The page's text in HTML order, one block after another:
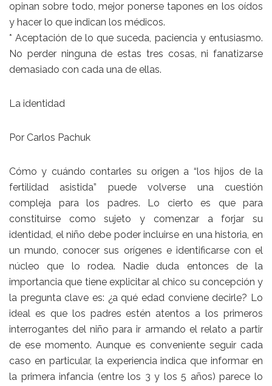
opinan sobre todo, mejor ponerse tapones en los oídos
y hacer lo que indican los médicos.
* Aceptación de lo que suceda, paciencia y entusiasmo.
No perder ninguna de estas tres cosas, ni fanatizarse
demasiado con cada una de ellas.
La identidad
Por Carlos Pachuk
Cómo y cuándo contarles su origen a “los hijos de la
fertilidad asistida” puede volverse una cuestión
compleja para los padres. Lo cierto es que para
constituirse como sujeto y comenzar a forjar su
identidad, el niño debe poder incluirse en una historia, en
un mundo, conocer sus orígenes e identificarse con el
núcleo que lo rodea. Nadie duda entonces de la
importancia que tiene explicitar al chico su concepción y
la pregunta clave es: ¿a qué edad conviene decirle? Lo
ideal es que los padres estén atentos a los primeros
interrogantes del niño para ir armando el relato a partir
de ese momento. Aunque es conveniente seguir cada
caso en particular, la experiencia indica que informar en
la primera infancia (entre los 3 y los 5 años) parece lo